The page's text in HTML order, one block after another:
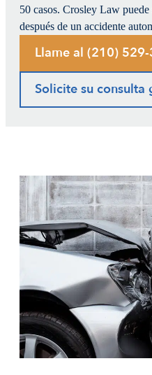
50 casos. Crosley Law
después de un accidente
Llame al (210)
Solicite su consulta